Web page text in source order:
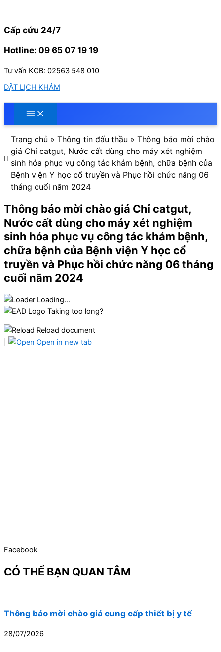
nội
Cấp cứu 24/7
Hotline: 09 65 07 19 19
Tư vấn KCB: 02563 548 010
ĐẶT LỊCH KHÁM
Trang chủ » Thông tin đấu thầu » Thông báo mời chào
giá Chỉ catgut, Nước cất dùng cho máy xét nghiệm
sinh hóa phục vụ công tác khám bệnh, chữa bệnh của
Bệnh viện Y học cổ truyền và Phục hồi chức năng 06
tháng cuối năm 2024
Thông báo mời chào giá Chỉ catgut,
Nước cất dùng cho máy xét nghiệm
sinh hóa phục vụ công tác khám bệnh,
chữa bệnh của Bệnh viện Y học cổ
truyền và Phục hồi chức năng 06 tháng
cuối năm 2024
Loading...
Taking too long?
Reload document
Open in new tab
Facebook
CÓ THỂ BẠN QUAN TÂM
Thông báo mời chào giá cung cấp thiết bị y tế
28/07/2026